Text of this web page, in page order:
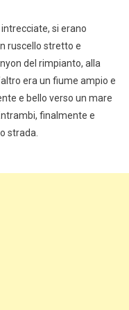
si erano
ruscello stretto e
del rimpianto, alla
era un fiume ampio e
e bello verso un mare
finalmente e
strada.